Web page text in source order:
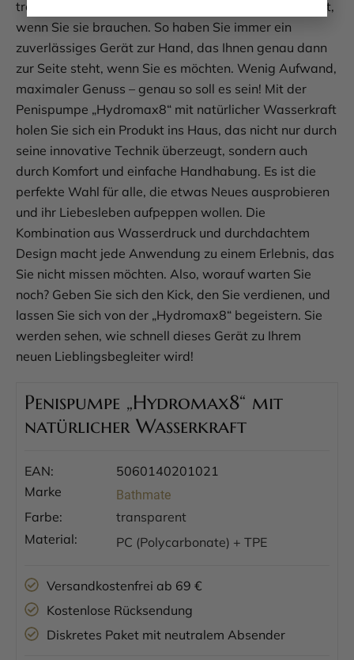
trockenen Ort auf, damit sie jederzeit einsatzbereit ist,
wenn Sie sie brauchen. So haben Sie immer ein
zuverlässiges Gerät zur Hand, das Ihnen genau dann
zur Seite steht, wenn Sie es möchten. Wenig Aufwand,
maximaler Genuss – genau so soll es sein! Mit der
Penispumpe „Hydromax8“ mit natürlicher Wasserkraft
holen Sie sich ein Produkt ins Haus, das nicht nur durch
seine innovative Technik überzeugt, sondern auch
durch Komfort und einfache Handhabung. Es ist die
perfekte Wahl für alle, die etwas Neues ausprobieren
und ihr Liebesleben aufpeppen wollen. Die
Kombination aus Wasserdruck und durchdachtem
Design macht jede Anwendung zu einem Erlebnis, das
Sie nicht missen möchten. Also, worauf warten Sie
noch? Geben Sie sich den Kick, den Sie verdienen, und
lassen Sie sich von der „Hydromax8“ begeistern. Sie
werden sehen, wie schnell dieses Gerät zu Ihrem
neuen Lieblingsbegleiter wird!
Penispumpe „Hydromax8“ mit
natürlicher Wasserkraft
EAN:
5060140201021
Marke
Bathmate
Farbe:
transparent
Material:
PC (Polycarbonate) + TPE
Versandkostenfrei ab 69 €
Kostenlose Rücksendung
Diskretes Paket mit neutralem Absender